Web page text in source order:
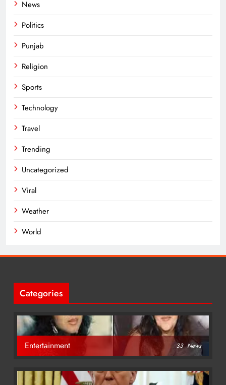
News
Politics
Punjab
Religion
Sports
Technology
Travel
Trending
Uncategorized
Viral
Weather
World
Categories
Entertainment 33 News